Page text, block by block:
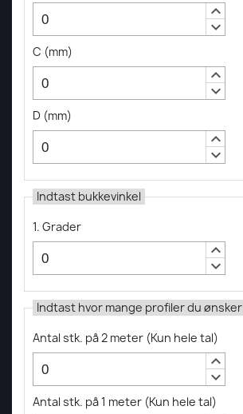
keyboard_arrow_up
keyboard_arrow_down
C (mm)
keyboard_arrow_up
keyboard_arrow_down
D (mm)
keyboard_arrow_up
keyboard_arrow_down
Indtast bukkevinkel
1. Grader
keyboard_arrow_up
keyboard_arrow_down
Indtast hvor mange profiler du ønsker
Antal stk. på 2 meter (Kun hele tal)
keyboard_arrow_up
keyboard_arrow_down
Antal stk. på 1 meter (Kun hele tal)